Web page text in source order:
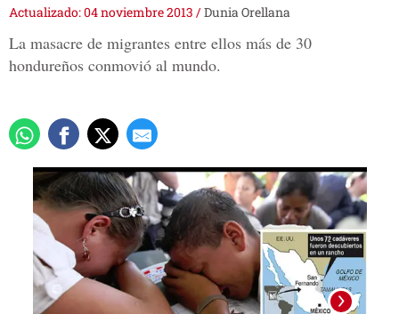
Actualizado: 04 noviembre 2013 /Dunia Orellana
La masacre de migrantes entre ellos más de 30
hondureños conmovió al mundo.